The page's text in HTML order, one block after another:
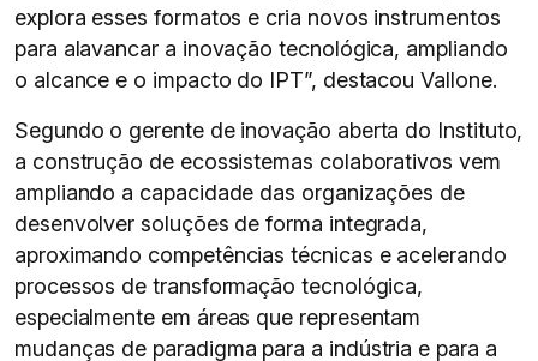
explora esses formatos e cria novos instrumentos
para alavancar a inovação tecnológica, ampliando
o alcance e o impacto do IPT”, destacou Vallone.
Segundo o gerente de inovação aberta do Instituto,
a construção de ecossistemas colaborativos vem
ampliando a capacidade das organizações de
desenvolver soluções de forma integrada,
aproximando competências técnicas e acelerando
processos de transformação tecnológica,
especialmente em áreas que representam
mudanças de paradigma para a indústria e para a